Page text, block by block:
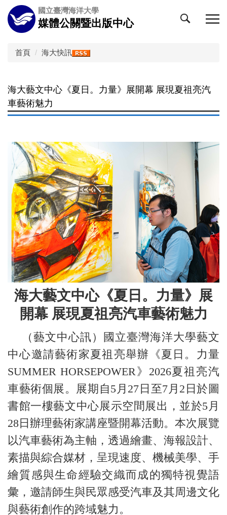
跳
到
主
國立臺灣海洋大學
媒體公關暨出版中心
首頁 海大快訊
海大藝文中心《夏日。力量》展開幕 展現夏祖亮汽
車藝術魅力
海大藝文中心《夏日。力量》展
開幕 展現夏祖亮汽車藝術魅力
（藝文中心訊）國立臺灣海洋大學藝文
中心邀請藝術家夏祖亮舉辦《夏日。力量
SUMMER HORSEPOWER》2026夏祖亮汽
車藝術個展。展期自5月27日至7月2日於圖
書館一樓藝文中心展示空間展出，並於5月
28日辦理藝術家講座暨開幕活動。本次展覽
以汽車藝術為主軸，透過繪畫、海報設計、
素描與綜合媒材，呈現速度、機械美學、手
繪質感與生命經驗交織而成的獨特視覺語
彙，邀請師生與民眾感受汽車及其周邊文化
與藝術創作的跨域魅力。